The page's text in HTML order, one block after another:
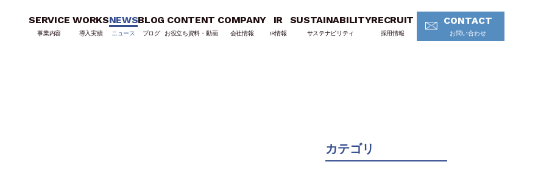
SERVICE
事業内容
WORKS
導入実績
NEWS
ニュース
BLOG
ブログ
CONTENT
お役立ち資料・動画
COMPANY
会社情報
IR
IR情報
SUSTAINABILITY
サステナビリティ
RECRUIT
採用情報
CONTACT
お問い合わせ
カテゴリ